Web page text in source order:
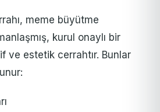
meme büyütme
kurul onaylı bir
ve estetik cerrahtır. Bunlar